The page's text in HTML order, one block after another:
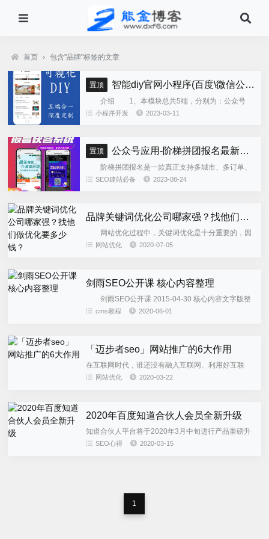
首页 › 包含"品牌"标签的文章
置顶 智能diy官网小程序(百度\微信公众号\微信小程序\支付宝\抖音小程序)独立版
介绍 1、本模块总共5端，分别为：公众号
h5、微信小程序、百度小程序、支付宝小程序、......
小程序开发 2023-03-11
置顶 公众号应用-阶梯拼团报名最新版本源码程序
阶梯拼团报名是一款真正支持多城市、多订单、
全供应链商业模式，订单统计、核销、一键导出等强
SEO建站必备 2023-08-24
品牌关键词优化公司哪家强？找他们做优化要多少钱？
网站优化过程中，关键词优化是十分重要的，因
为关键词的选择会直接影响到网站的点击流量。所
网站优化 2020-07-05
剑雨SEO公开课 核心内容整理
剑雨SEO公开课 2015-04-30 核心内容文字版整
理 搜索引擎的进化 第一次进化： 2014年
cms教程 2020-06-01
「迈步者seo」网站推广的6大作用
在互联网时代，谁还没有融入互联网、利用好互联
网，谁就会被淘汰，对于企业也是这样，如果没有触
网站优化 2020-03-22
2020年百度知道合伙人会员全新升级
知道合伙人平台将于2020年3月中旬进行产品重磅升
级，推出全新产品【合伙人会员】1.为什么要推出合
SEO心得 2020-03-15
1